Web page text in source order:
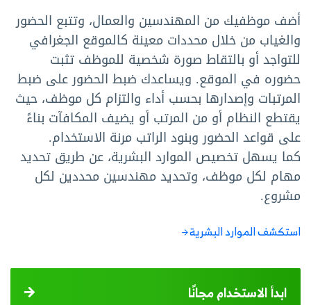
أضف موظفيك من المهندسين والعمال، وتتبع الحضور
والغياب من خلال محددات معينة كالموقع الجغرافي
للتواجد أو بالتقاط صورة شخصية للموظف تثبت
حضوره في الموقع. ويساعدك ضبط الحضور على ضبط
المرتبات وإصدارها بحسب أداء والتزام كل موظف، حيث
يقتطع النظام أو من المرتب أو يضيف المكافآت بناءً
على قواعد الحضور وبنود الراتب مرنة الاستخدام.
كما يسهل تخصيص الموارد البشرية، عن طريق تحديد
مهام لكل موظف، وتحديد مهندسين محددين لكل
مشروع.
استكشف الموارد البشرية
ابدأ الاستخدام مجانًا